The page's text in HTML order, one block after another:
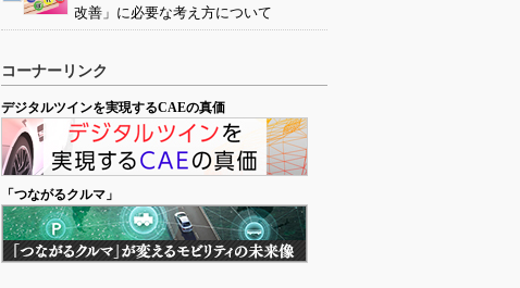
改善」に必要な考え方について
コーナーリンク
デジタルツインを実現するCAEの真価
「つながるクルマ」